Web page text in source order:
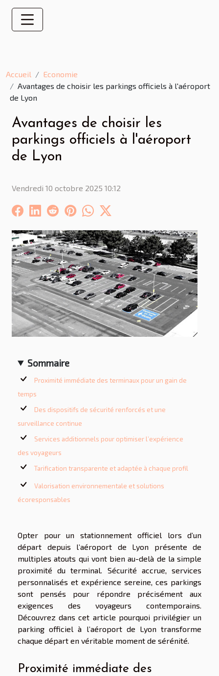
Accueil
Economie
Avantages de choisir les parkings officiels à l'aéroport
de Lyon
Avantages de choisir les
parkings officiels à l'aéroport
de Lyon
Vendredi 10 octobre 2025 10:12
Sommaire
Proximité immédiate des terminaux pour un gain de
temps
Des dispositifs de sécurité renforcés et une
surveillance continue
Services additionnels pour optimiser l’expérience
des voyageurs
Tarification transparente et adaptée à chaque profil
Valorisation environnementale et solutions
écoresponsables
Opter pour un stationnement officiel lors d’un
départ depuis l’aéroport de Lyon présente de
multiples atouts qui vont bien au-delà de la simple
proximité du terminal. Sécurité accrue, services
personnalisés et expérience sereine, ces parkings
sont pensés pour répondre précisément aux
exigences des voyageurs contemporains.
Découvrez dans cet article pourquoi privilégier un
parking officiel à l’aéroport de Lyon transforme
chaque départ en véritable moment de sérénité.
Proximité immédiate des